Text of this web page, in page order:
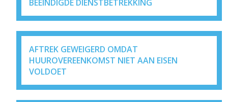
BEËINDIGDE DIENSTBETREKKING
AFTREK GEWEIGERD OMDAT
HUUROVEREENKOMST NIET AAN EISEN
VOLDOET